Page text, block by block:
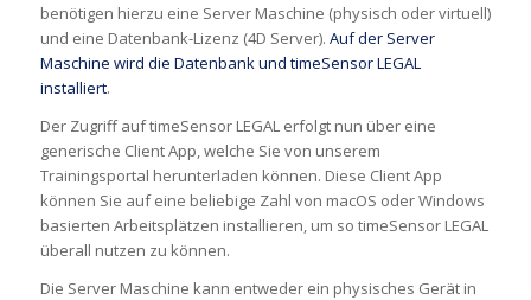
benötigen hierzu eine Server Maschine (physisch oder virtuell)
und eine Datenbank-Lizenz (4D Server). Auf der Server
Maschine wird die Datenbank und timeSensor LEGAL
installiert.
Der Zugriff auf timeSensor LEGAL erfolgt nun über eine
generische Client App, welche Sie von unserem
Trainingsportal herunterladen können. Diese Client App
können Sie auf eine beliebige Zahl von macOS oder Windows
basierten Arbeitsplätzen installieren, um so timeSensor LEGAL
überall nutzen zu können.
Die Server Maschine kann entweder ein physisches Gerät in